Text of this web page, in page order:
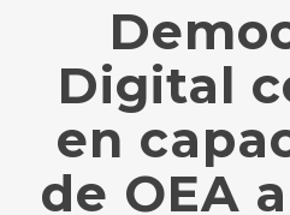
Digital
en
de OEA